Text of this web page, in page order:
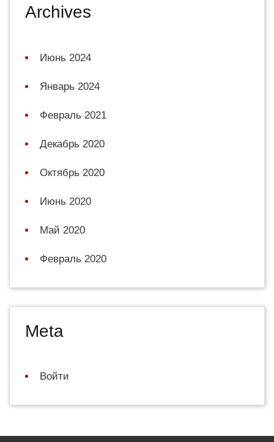
Archives
Июнь 2024
Январь 2024
Февраль 2021
Декабрь 2020
Октябрь 2020
Июнь 2020
Май 2020
Февраль 2020
Meta
Войти